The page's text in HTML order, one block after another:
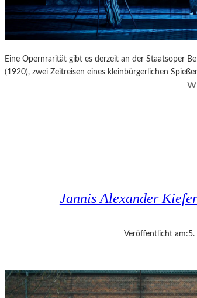
Eine Opernrarität gibt es derzeit an der Staatsoper
(1920), zwei Zeitreisen eines kleinbürgerlichen
Jannis Alexander
Veröffentlicht am:5.